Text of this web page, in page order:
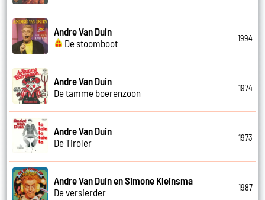
Andre Van Duin
De stoomboot
1994
Andre Van Duin
De tamme boerenzoon
1974
Andre Van Duin
De Tiroler
1973
Andre Van Duin en Simone Kleinsma
De versierder
1987